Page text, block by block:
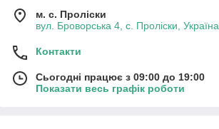
м. с. Проліски
вул. Броворська 4, с. Проліски, Україна
Контакти
Сьогодні працює з 09:00 до 19:00
Показати весь графік роботи